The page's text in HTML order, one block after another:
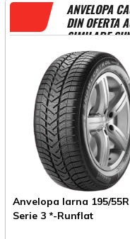
ANVELOPA
DIN OFERTA
SIMILARE
Anvelopa Iarna 195/
Serie 3 *-Runflat